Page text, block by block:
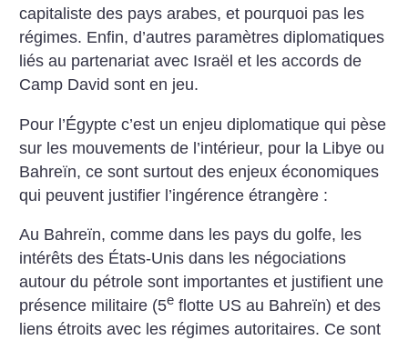
capitaliste des pays arabes, et pourquoi pas les
régimes. Enfin, d’autres paramètres diplomatiques
liés au partenariat avec Israël et les accords de
Camp David sont en jeu.
Pour l’Égypte c’est un enjeu diplomatique qui pèse
sur les mouvements de l’intérieur, pour la Libye ou
Bahreïn, ce sont surtout des enjeux économiques
qui peuvent justifier l’ingérence étrangère :
Au Bahreïn, comme dans les pays du golfe, les
intérêts des États-Unis dans les négociations
autour du pétrole sont importantes et justifient une
présence militaire (5e flotte US au Bahreïn) et des
liens étroits avec les régimes autoritaires. Ce sont